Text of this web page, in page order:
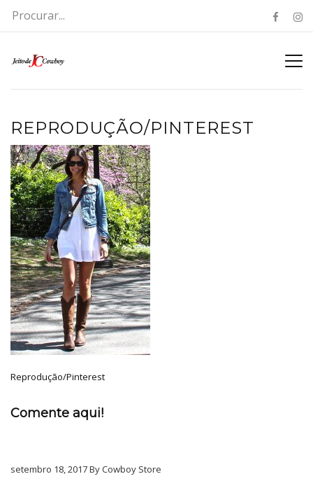
REPRODUÇÃO/PINTEREST
Reprodução/Pinterest
Comente aqui!
setembro 18, 2017 By Cowboy Store